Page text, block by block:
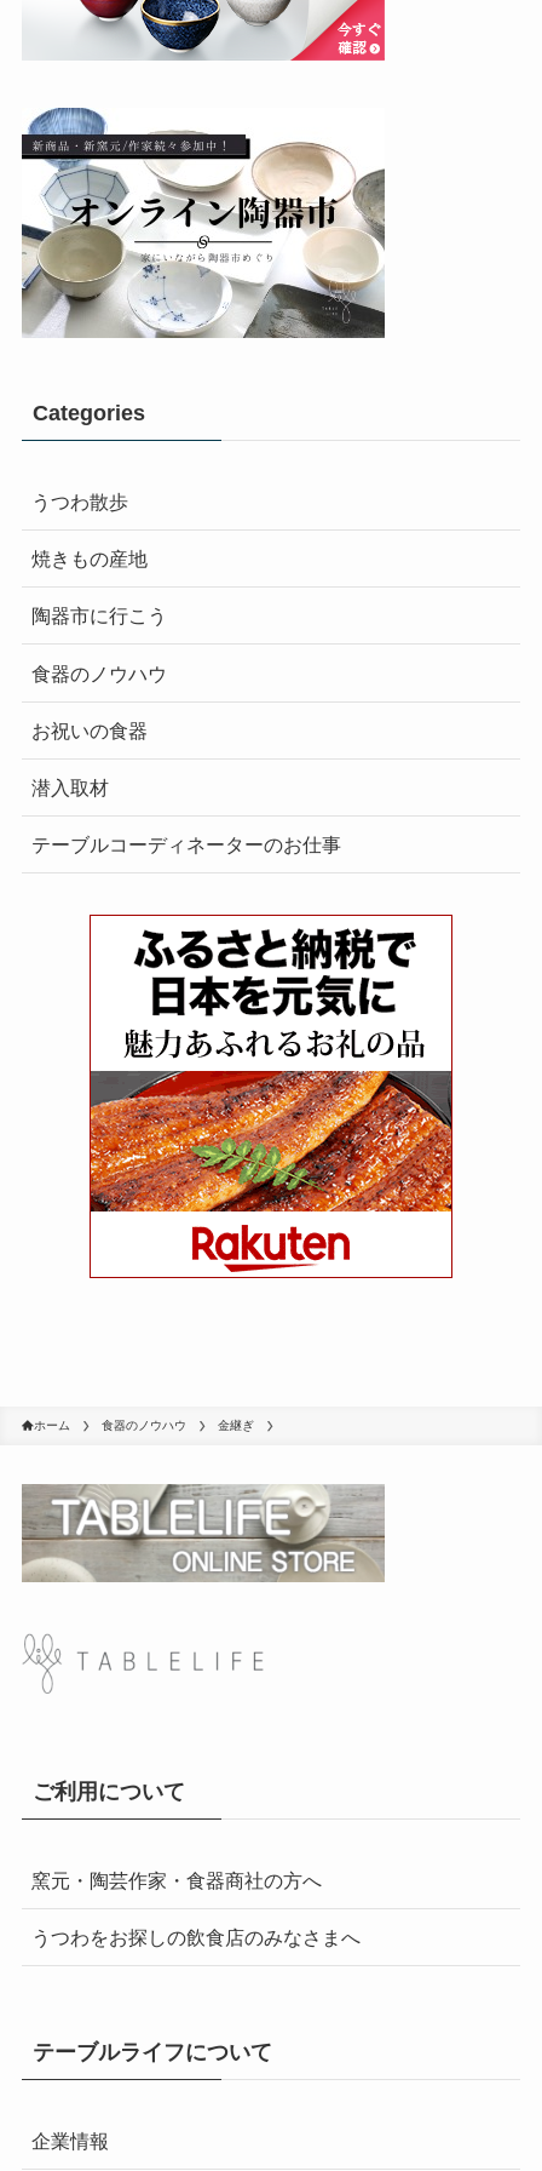
Categories
うつわ散歩
焼きもの産地
陶器市に行こう
食器のノウハウ
お祝いの食器
潜入取材
テーブルコーディネーターのお仕事
ホーム 食器のノウハウ 金継ぎ
ご利用について
窯元・陶芸作家・食器商社の方へ
うつわをお探しの飲食店のみなさまへ
テーブルライフについて
企業情報